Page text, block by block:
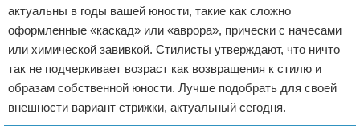
актуальны в годы вашей юности, такие как сложно
оформленные «каскад» или «аврора», прически с начесами
или химической завивкой. Стилисты утверждают, что ничто
так не подчеркивает возраст как возвращения к стилю и
образам собственной юности. Лучше подобрать для своей
внешности вариант стрижки, актуальный сегодня.